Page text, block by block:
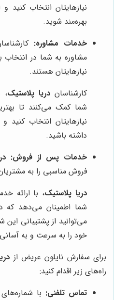
نیازهایتان انتخاب
بهره‌مند شوید.
خدمات مشاوره:
مشاوره به شما در انتخاب
نیازهایتان هستند.
کارشناساندریا پلاستیک،
شما کمک می‌کنند تا
نیازهایتان انتخاب
داشته باشید.
خدمات پس از فروش:
فروش مناسبی را به
دریا پلاستیک، با ارائه
شما اطمینان می‌دهد که
می‌توانید از پشتیبانی
خود را به سرعت و به
برای سفارش نایلون عریض از
راه‌های زیر اقدام کنید:
تماس تلفنی: با